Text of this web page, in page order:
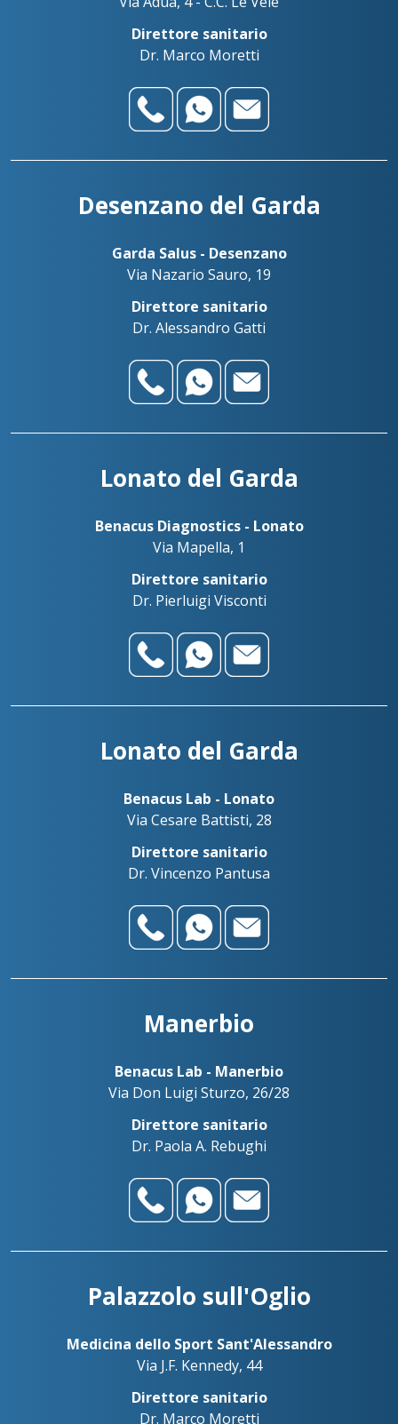
Direttore sanitario
Dr. Marco Moretti
Desenzano del Garda
Garda Salus - Desenzano
Via Nazario Sauro, 19
Direttore sanitario
Dr. Alessandro Gatti
Lonato del Garda
Benacus Diagnostics - Lonato
Via Mapella, 1
Direttore sanitario
Dr. Pierluigi Visconti
Lonato del Garda
Benacus Lab - Lonato
Via Cesare Battisti, 28
Direttore sanitario
Dr. Vincenzo Pantusa
Manerbio
Benacus Lab - Manerbio
Via Don Luigi Sturzo, 26/28
Direttore sanitario
Dr. Paola A. Rebughi
Palazzolo sull'Oglio
Medicina dello Sport Sant'Alessandro
Via J.F. Kennedy, 44
Direttore sanitario
Dr. Marco Moretti